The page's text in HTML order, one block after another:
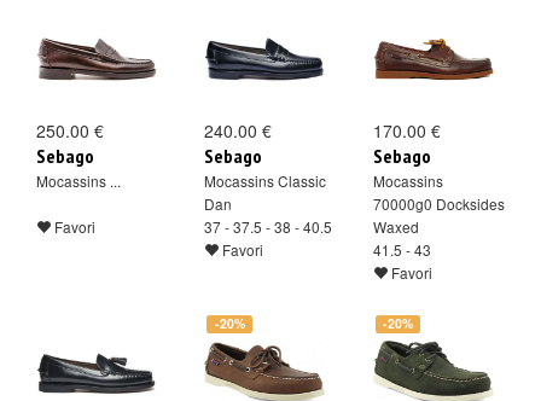
250.00 €
Sebago
Mocassins ...
Favori
240.00 €
Sebago
Mocassins Classic
Dan
37 - 37.5 - 38 - 40.5
Favori
170.00 €
Sebago
Mocassins
70000g0 Docksides
Waxed
41.5 - 43
Favori
-20% -20%